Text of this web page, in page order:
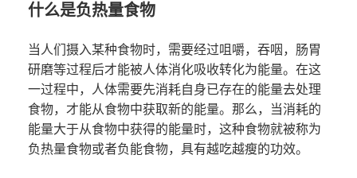
什么是负热量食物
当人们摄入某种食物时，需要经过咀嚼，吞咽，肠胃
研磨等过程后才能被人体消化吸收转化为能量。在这
一过程中，人体需要先消耗自身已存在的能量去处理
食物，才能从食物中获取新的能量。那么，当消耗的
能量大于从食物中获得的能量时，这种食物就被称为
负热量食物或者负能食物，具有越吃越瘦的功效。